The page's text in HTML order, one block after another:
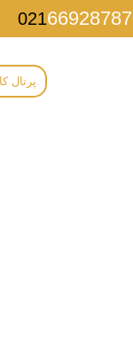
02166928787
پرتال